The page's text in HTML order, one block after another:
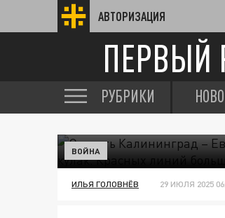
АВТОРИЗАЦИЯ
ПЕРВЫЙ
РУБРИКИ
ВОЙНА
ИЛЬЯ ГОЛОВНЁВ 29 ИЮЛЯ 2025